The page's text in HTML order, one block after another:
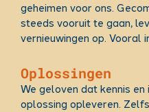
geheimen voor ons.
steeds vooruit te gaan,
vernieuwingen op. Vooral
Oplossingen
We geloven dat kennis
oplossing opleveren.